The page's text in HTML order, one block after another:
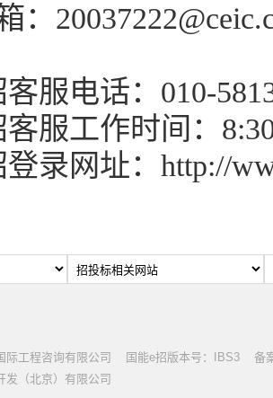
：
客服电话：010-
客服工作时间：
登录网址：http://
际工程咨询有限公司 国能e招版本号：IBS3 备
发（北京）有限公司